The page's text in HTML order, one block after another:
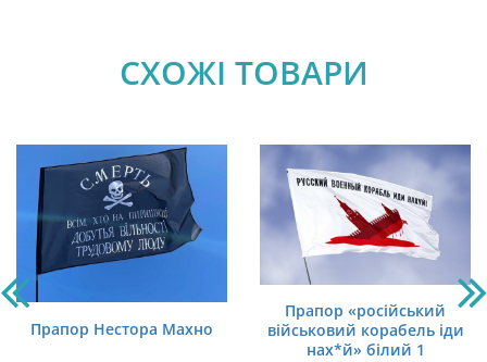
СХОЖІ ТОВАРИ
Прапор Нестора Махно
Прапор «російський
військовий корабель іди
нах*й» білий 1